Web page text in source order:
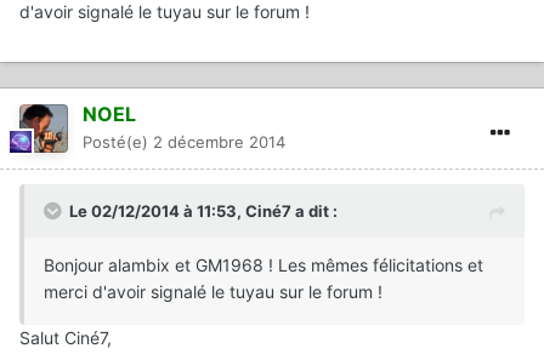
d'avoir signalé le tuyau sur le forum !
NOEL
Posté(e) 2 décembre 2014
Le 02/12/2014 à 11:53, Ciné7 a dit :
Bonjour alambix et GM1968 ! Les mêmes félicitations et
merci d'avoir signalé le tuyau sur le forum !
Salut Ciné7,